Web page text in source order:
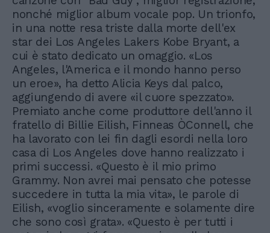
nonché miglior album vocale pop. Un trionfo,
in una notte resa triste dalla morte dell'ex
star dei Los Angeles Lakers Kobe Bryant, a
cui è stato dedicato un omaggio. «Los
Angeles, l'America e il mondo hanno perso
un eroe», ha detto Alicia Keys dal palco,
aggiungendo di avere «il cuore spezzato».
Premiato anche come produttore dell'anno il
fratello di Billie Eilish, Finneas ÒConnell, che
ha lavorato con lei fin dagli esordi nella loro
casa di Los Angeles dove hanno realizzato i
primi successi. «Questo è il mio primo
Grammy. Non avrei mai pensato che potesse
succedere in tutta la mia vita», le parole di
Eilish, «voglio sinceramente e solamente dire
che sono così grata». «Questo è per tutti i